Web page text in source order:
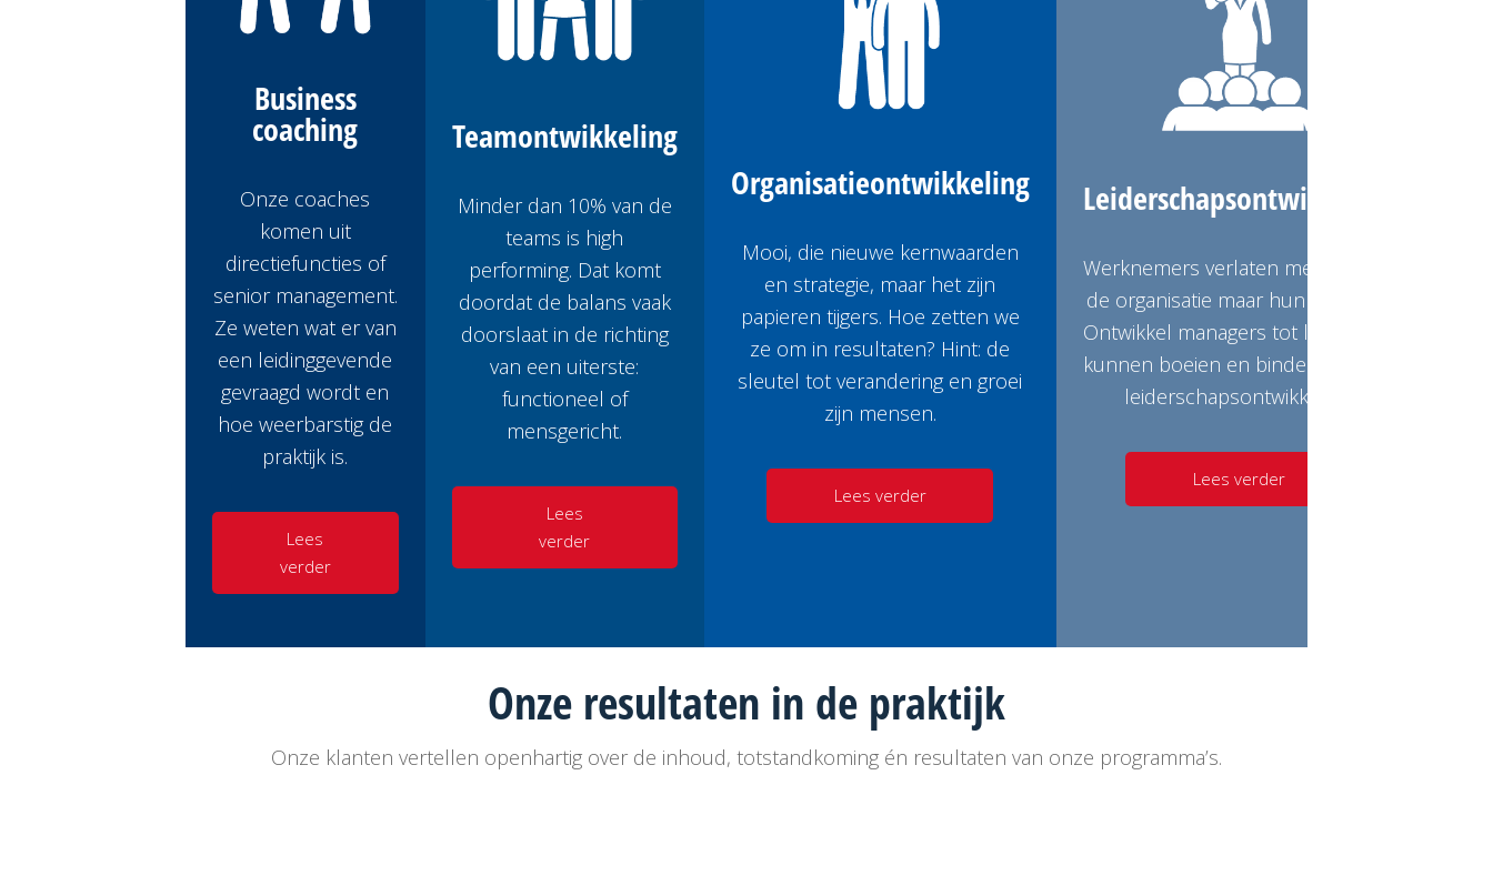
Business
coaching
Onze coaches
komen uit
directiefuncties of
senior management.
Ze weten wat er van
een leidinggevende
gevraagd wordt en
hoe weerbarstig de
praktijk is.
Lees
verder
Teamontwikkeling
Minder dan 10% van de
teams is high
performing. Dat komt
doordat de balans vaak
doorslaat in de richting
van een uiterste:
functioneel of
mensgericht.
Lees
verder
Organisatieontwikkeling
Mooi, die nieuwe kernwaarden
en strategie, maar het zijn
papieren tijgers. Hoe zetten we
ze om in resultaten? Hint: de
sleutel tot verandering en groei
zijn mensen.
Lees verder
Leiderschapsontwikkeling
Werknemers verlaten meestal niet
de organisatie maar hun manager.
Ontwikkel managers tot leiders die
kunnen boeien en binden middels
leiderschapsontwikkeling.
Lees verder
Onze resultaten in de praktijk
Onze klanten vertellen openhartig over de inhoud, totstandkoming én resultaten van onze programma’s.